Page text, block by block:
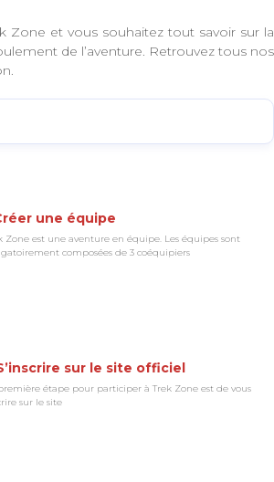
Zone et vous souhaitez tout savoir sur la
de l’aventure. Retrouvez tous nos
une équipe
Zone est une aventure en équipe. Les équipes sont
composées de 3 coéquipiers
sur le site officiel
étape pour participer à Trek Zone est de vous
sur le site